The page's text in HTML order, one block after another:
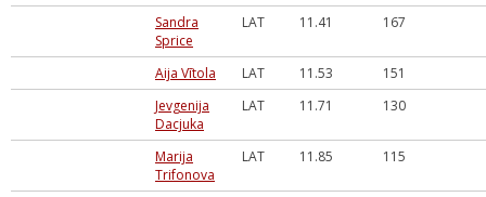
Sandra
Sprice
LAT 11.41 167
Aija Vītola LAT 11.53
151
Jevgenija
Dacjuka
LAT 11.71 130
Marija
Trifonova
LAT 11.85 115